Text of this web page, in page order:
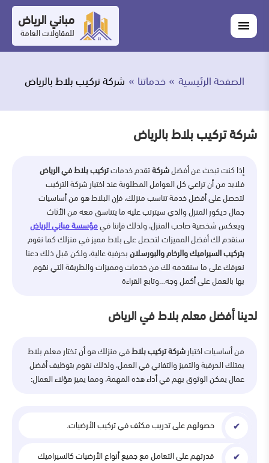
إلى
المحتوى
القائمة
مباني الرياض
للمقاولات العامة
اغلاق
القائمة
نحن
أعمالنا
المدونة
اتصل
الصفحة الرئيسية خدماتنا شركة تركيب بلاط بالرياض
شركة تركيب بلاط بالرياض
إذا كنت تبحث عن أفضلشركةتقدم خدماتتركيب بلاط في الرياض
فلابد من أن تراعي كل العوامل المطلوبة عند اختيار شركة التركيب
لتحصل على أفضل خدمة تناسب منزلك، فإن البلاط هو من أساسيات
جمال ديكور المنزل والذي سيترتب عليه ما يتناسق معه من الأثاث
ويعكس شخصية صاحب المنزل، ولذلك فإننا فيمؤسسة مباني الرياض
سنقدم لك أفضل المميزات لتحصل على بلاط مميز في منزلك كما نقوم
بتركيب السيراميك والرخام والبورسلانبحرفية عالية، ولكن قبل ذلك دعنا
نعرفك على ما سنقدمه لك من خدمات ومميزات والطريقة التي نقوم
بها بالعمل على أكمل وجه…وتابع القراءة
لدينا أفضل معلم بلاط في الرياض
من أساسيات اختيارشركة تركيب بلاطفي منزلك هو أن تختار معلم بلاط
يمتلك الحرفية والتميز والتفاني في العمل، ولذلك نقوم بتوظيف أفضل
عمال يمكن الوثوق بهم في أداء هذه المهمة، ومما يميز هؤلاء العمال:
حصولهم على تدريب مكثف في تركيب الأرضيات.
قدرتهم على التعامل مع جميع أنواع الأرضيات كالسيراميك